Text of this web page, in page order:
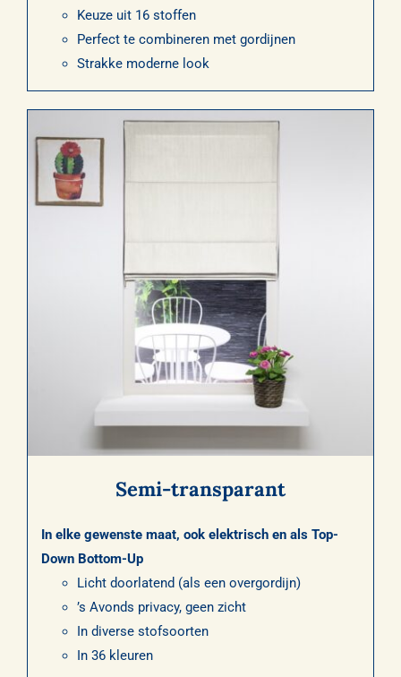
Keuze uit 16 stoffen
Perfect te combineren met gordijnen
Strakke moderne look
Semi-transparant
In elke gewenste maat, ook elektrisch en als Top-
Down Bottom-Up
Licht doorlatend (als een overgordijn)
’s Avonds privacy, geen zicht
In diverse stofsoorten
In 36 kleuren